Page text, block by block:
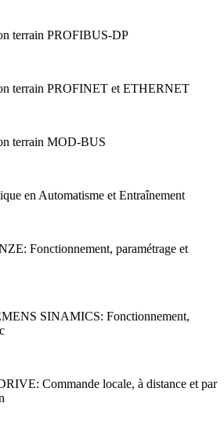
terrain PROFIBUS-DP
terrain PROFINET et ETHERNET
terrain MOD-BUS
en Automatisme et Entraînement
Fonctionnement, paramétrage et
SINAMICS: Fonctionnement,
Commande locale, à distance et par